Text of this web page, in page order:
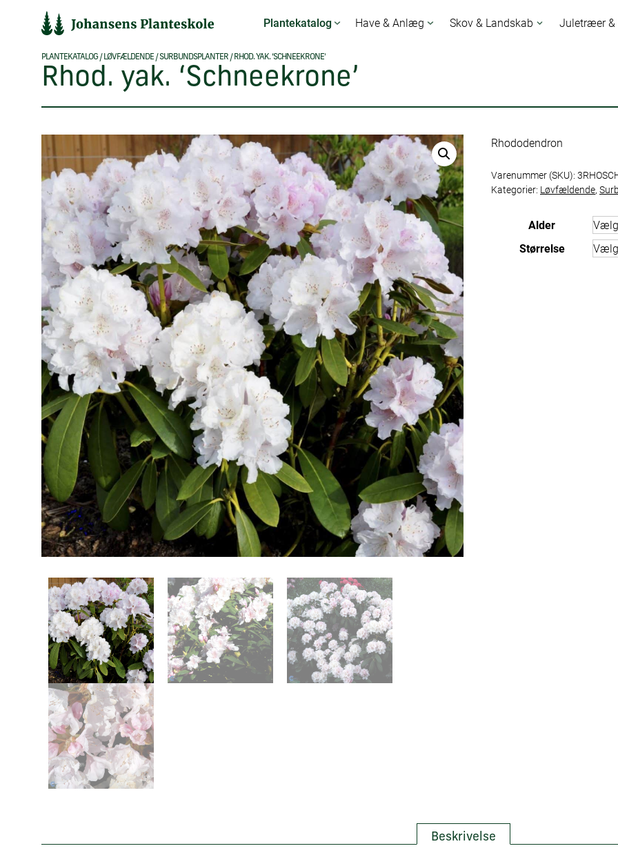
Plantekatalog Have & Anlæg Skov & Landskab Juletræer &
PLANTEKATALOG/ LØVFÆLDENDE /SURBUNDSPLANTER / RHOD. YAK. ‘SCHNEEKRONE’
Rhod. yak. ‘Schneekrone’
Rhododendron
Varenummer (SKU):
Kategorier: Løvfældende,
Alder
Størrelse
Beskrivelse